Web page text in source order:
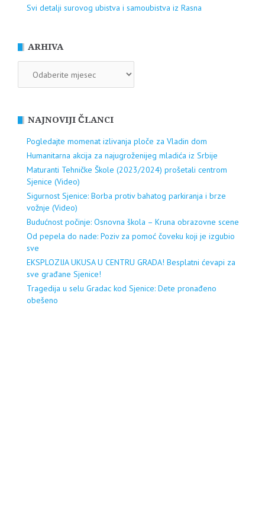
Svi detalji surovog ubistva i samoubistva iz Rasna
ARHIVA
NAJNOVIJI ČLANCI
Pogledajte momenat izlivanja ploče za Vladin dom
Humanitarna akcija za najugroženijeg mladića iz Srbije
Maturanti Tehničke Škole (2023/2024) prošetali centrom
Sjenice (Video)
Sigurnost Sjenice: Borba protiv bahatog parkiranja i brze
vožnje (Video)
Budućnost počinje: Osnovna škola – Kruna obrazovne scene
Od pepela do nade: Poziv za pomoć čoveku koji je izgubio
sve
EKSPLOZIJA UKUSA U CENTRU GRADA! Besplatni ćevapi za
sve građane Sjenice!
Tragedija u selu Gradac kod Sjenice: Dete pronađeno
obešeno